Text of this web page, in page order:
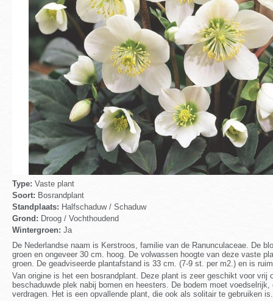
Type: Vaste plant
Soort: Bosrandplant
Standplaats: Halfschaduw / Schaduw
Grond: Droog / Vochthoudend
Wintergroen: Ja
De Nederlandse naam is Kerstroos, familie van de Ranunculaceae. De
groen en ongeveer 30 cm. hoog. De volwassen hoogte van deze vaste
groen. De geadviseerde plantafstand is 33 cm. (7-9 st. per m2.) en is
Van origine is het een bosrandplant. Deze plant is zeer geschikt voor
beschaduwde plek nabij bomen en heesters. De bodem moet
verdragen. Het is een opvallende plant, die ook als solitair te gebruiken is.